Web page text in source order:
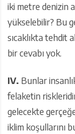
iki metre denizin
yükselebilir? Bu
sıcaklıkta tehdit
bir cevabı yok.
IV. Bunlar
felaketin
gelecekte
iklim koşullarını